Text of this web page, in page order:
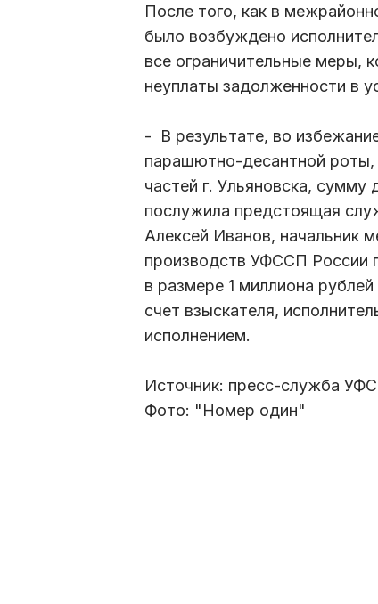
После того, как в
было возбуждено
все ограничительные меры,
неуплаты задолженности в
- В результате, во
парашютно-десантной роты,
частей г. Ульяновска,
послужила предстоящая
Алексей Иванов, начальник
производств УФССП России
в размере 1 миллиона
счет взыскателя,
исполнением.
Источник: пресс-служба
Фото: "Номер один"